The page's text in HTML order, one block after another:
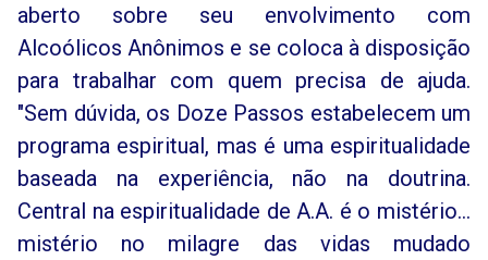
aberto sobre seu envolvimento com
Alcoólicos Anônimos e se coloca à disposição
para trabalhar com quem precisa de ajuda.
"Sem dúvida, os Doze Passos estabelecem um
programa espiritual, mas é uma espiritualidade
baseada na experiência, não na doutrina.
Central na espiritualidade de A.A. é o mistério...
mistério no milagre das vidas mudado